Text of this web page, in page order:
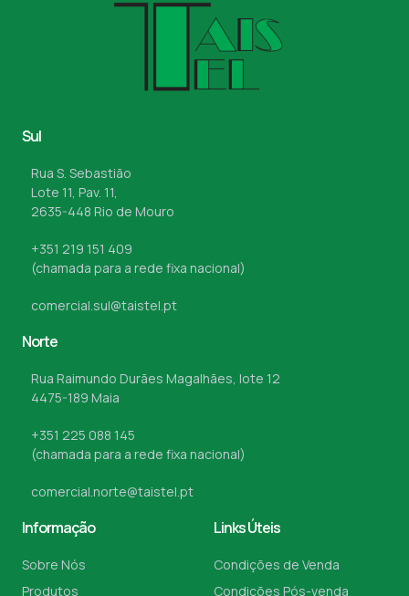
Sul
Rua S. Sebastião
Lote 11, Pav. 11,
2635-448 Rio de Mouro
+351 219 151 409
(chamada para a rede fixa nacional)
comercial.sul@taistel.pt
Norte
Rua Raimundo Durães Magalhães, lote 12
4475-189 Maia
+351 225 088 145
(chamada para a rede fixa nacional)
comercial.norte@taistel.pt
Informação
Sobre Nós
Produtos
Links Úteis
Condições de Venda
Condições Pós-venda